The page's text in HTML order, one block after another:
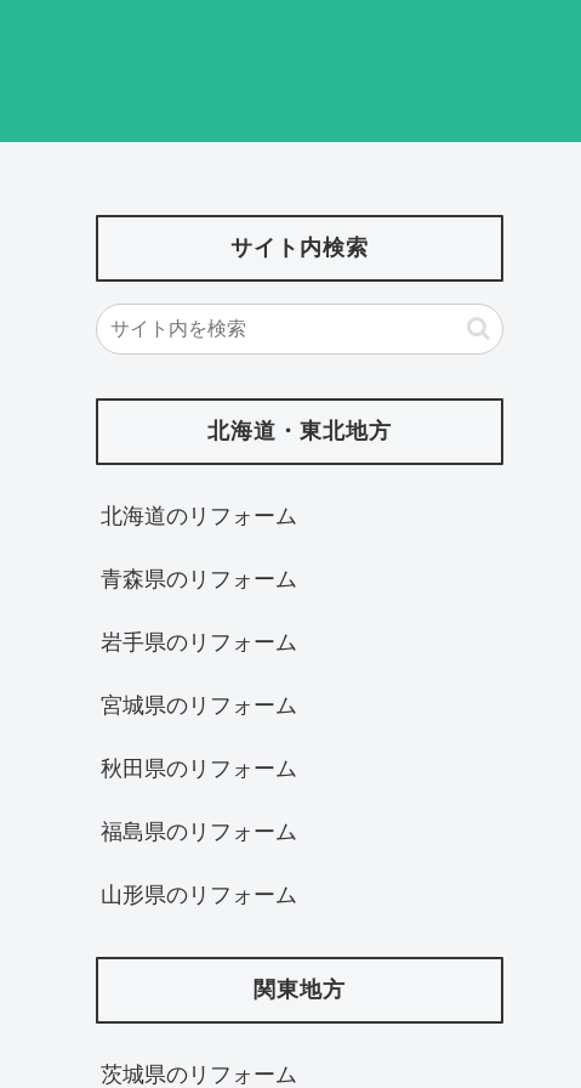
サイト内検索
北海道・東北地方
北海道‎のリフォーム
青森県のリフォーム
岩手県のリフォーム
宮城県のリフォーム
秋田県のリフォーム
福島県のリフォーム
山形県のリフォーム
関東地方
茨城県のリフォーム